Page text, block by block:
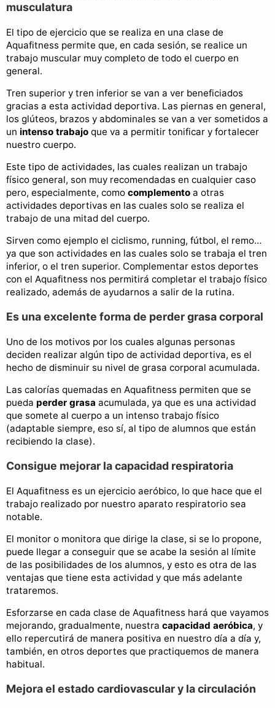
musculatura
El tipo de ejercicio que se realiza en una clase de
Aquafitness permite que, en cada sesión, se realice un
trabajo muscular muy completo de todo el cuerpo en
general.
Tren superior y tren inferior se van a ver beneficiados
gracias a esta actividad deportiva. Las piernas en general,
los glúteos, brazos y abdominales se van a ver sometidos a
un intenso trabajo que va a permitir tonificar y fortalecer
nuestro cuerpo.
Este tipo de actividades, las cuales realizan un trabajo
físico general, son muy recomendadas en cualquier caso
pero, especialmente, como complemento a otras
actividades deportivas en las cuales solo se realiza el
trabajo de una mitad del cuerpo.
Sirven como ejemplo el ciclismo, running, fútbol, el remo…
ya que son actividades en las cuales solo se trabaja el tren
inferior, o el tren superior. Complementar estos deportes
con el Aquafitness nos permitirá completar el trabajo físico
realizado, además de ayudarnos a salir de la rutina.
Es una excelente forma de perder grasa corporal
Uno de los motivos por los cuales algunas personas
deciden realizar algún tipo de actividad deportiva, es el
hecho de disminuir su nivel de grasa corporal acumulada.
Las calorías quemadas en Aquafitness permiten que se
pueda perder grasa acumulada, ya que es una actividad
que somete al cuerpo a un intenso trabajo físico
(adaptable siempre, eso sí, al tipo de alumnos que están
recibiendo la clase).
Consigue mejorar la capacidad respiratoria
El Aquafitness es un ejercicio aeróbico, lo que hace que el
trabajo realizado por nuestro aparato respiratorio sea
notable.
El monitor o monitora que dirige la clase, si se lo propone,
puede llegar a conseguir que se acabe la sesión al límite
de las posibilidades de los alumnos, y esto es otra de las
ventajas que tiene esta actividad y que más adelante
trataremos.
Esforzarse en cada clase de Aquafitness hará que vayamos
mejorando, gradualmente, nuestra capacidad aeróbica, y
ello repercutirá de manera positiva en nuestro día a día y,
también, en otros deportes que practiquemos de manera
habitual.
Mejora el estado cardiovascular y la circulación